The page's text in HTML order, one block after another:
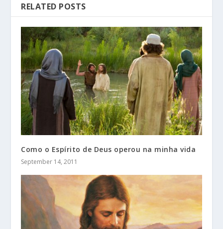
RELATED POSTS
Como o Espírito de Deus operou na minha vida
September 14, 2011